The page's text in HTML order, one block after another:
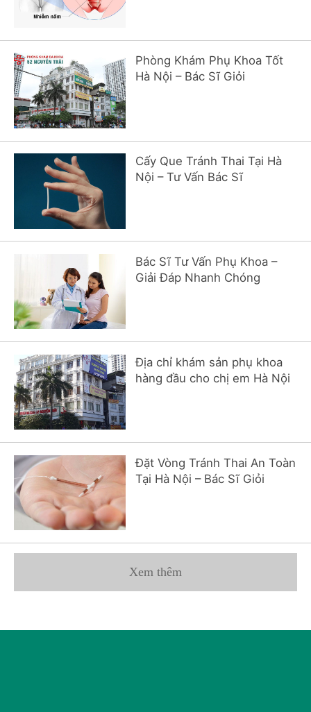
Phòng Khám Phụ Khoa Tốt
Hà Nội – Bác Sĩ Giỏi
Cấy Que Tránh Thai Tại Hà
Nội – Tư Vấn Bác Sĩ
Bác Sĩ Tư Vấn Phụ Khoa –
Giải Đáp Nhanh Chóng
Địa chỉ khám sản phụ khoa
hàng đầu cho chị em Hà Nội
Đặt Vòng Tránh Thai An Toàn
Tại Hà Nội – Bác Sĩ Giỏi
Xem thêm